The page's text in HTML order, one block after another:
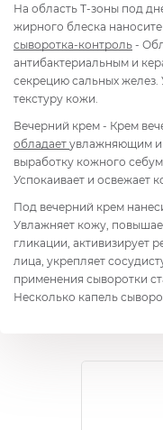
На область Т-зоны под
жирного блеска наносите
сыворотка-контроль -
антибактериальным и
секрецию сальных
текстуру кожи.
Вечерний крем - Крем
обладает увлажняющим и
выработку кожного
Успокаивает и освежает
Под вечерний крем
Увлажняет кожу,
гликации, активизирует
лица, укрепляет
применения сыворотки
Несколько капель